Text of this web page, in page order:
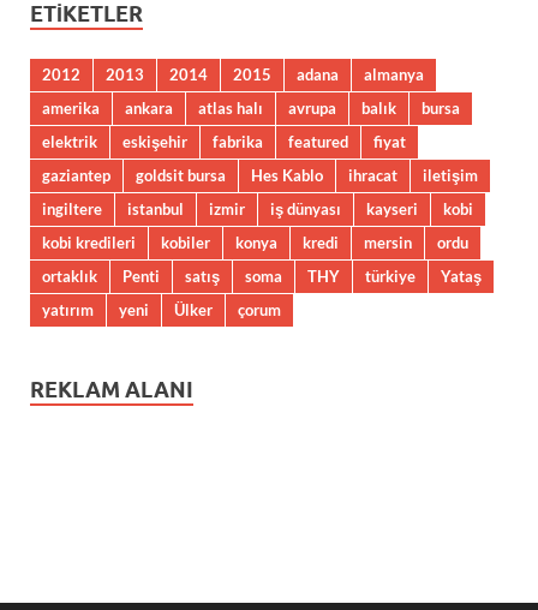
ETIKETLER
2012 2013 2014 2015 adana
almanya
amerika
ankara atlas halı avrupa balık
bursa
elektrik
eskişehir fabrika featured
fiyat
gaziantep
goldsit bursa Hes Kablo ihracat
iletişim
ingiltere
istanbul izmir iş dünyası kayseri
kobi
kobi kredileri
kobiler konya kredi mersin
ordu
ortaklık
Penti satış soma THY türkiye
Yataş
yatırım
yeni Ülker çorum
REKLAM ALANI